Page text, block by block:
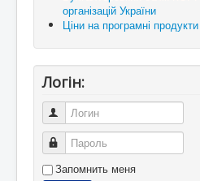
організацій України
Ціни на програмні
Логін:
Логин
Пароль
Запомнить меня